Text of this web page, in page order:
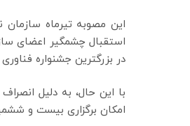
این مصوبه تیرماه سازمان
استقبال چشمگیر اعضای
در بزرگترین جشنواره
با این حال، به دلیل
امکان برگزاری بیست و